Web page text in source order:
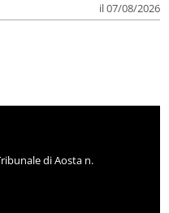
il 07/08/2026
di Aosta n.